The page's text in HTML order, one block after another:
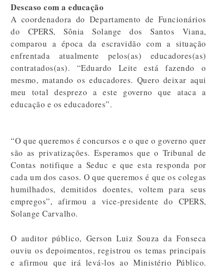
Descaso com a educação
A coordenadora do Departamento de Funcionários
do CPERS, Sônia Solange dos Santos Viana,
comparou a época da escravidão com a situação
enfrentada atualmente pelos(as) educadores(as)
contratados(as). “Eduardo Leite está fazendo o
mesmo, matando os educadores. Quero deixar aqui
meu total desprezo a este governo que ataca a
educação e os educadores”.
“O que queremos é concursos e o que o governo quer
são as privatizações. Esperamos que o Tribunal de
Contas notifique a Seduc e que esta responda por
cada um dos casos. O que queremos é que os colegas
humilhados, demitidos doentes, voltem para seus
empregos”, afirmou a vice-presidente do CPERS,
Solange Carvalho.
O auditor público, Gerson Luiz Souza da Fonseca
ouviu os depoimentos, registrou os temas principais
e afirmou que irá levá-los ao Ministério Público.